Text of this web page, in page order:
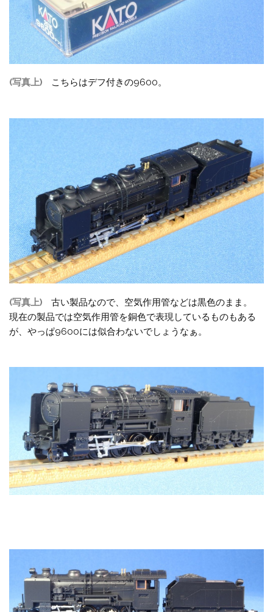
(写真上) こちらはデフ付きの9600。
(写真上)
古い製品なので、空気作用管などは黒色のまま。
現在の製品では空気作用管を銅色で表現しているものもある
が、やっぱ9600には似合わないでしょうなぁ。